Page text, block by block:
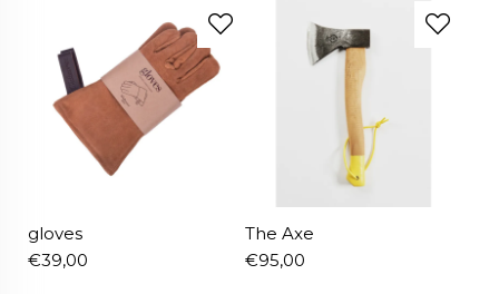
gloves
€39,00
The Axe
€95,00